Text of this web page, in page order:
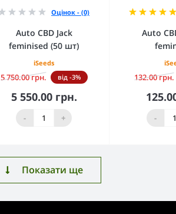
Оцінок - (0)
Auto CBD Jack
feminised (50 шт)
iSeeds
5 750.00 грн. від -3%
5 550.00 грн.
- +
До кошика
Auto
132.00 грн.
- До
Показати ще